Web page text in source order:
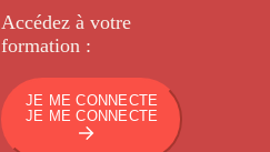
Accédez à votre
formation :
JE ME CONNECTE
JE ME CONNECTE